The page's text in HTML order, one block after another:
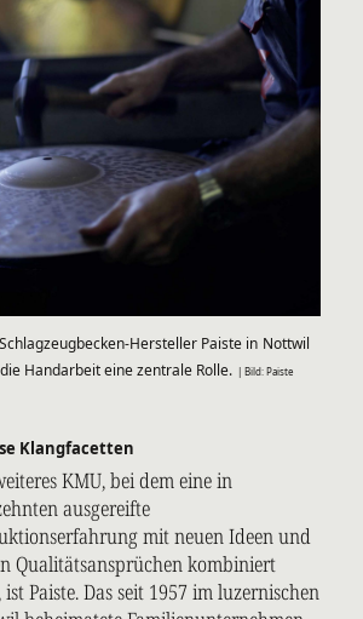
Hersteller Paiste in Nottwil
Handarbeit eine zentrale Rolle. | Bild: Paiste
Klangfacetten
KMU, bei dem eine in
ausgereifte
mit neuen Ideen und
Qualitätsansprüchen kombiniert
Paiste. Das seit 1957 im luzernischen